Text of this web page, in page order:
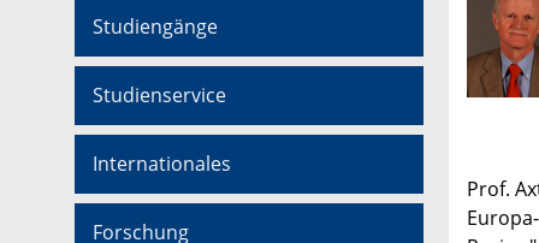
Studiengänge
Studienservice
Internationales
Forschung
Prof.